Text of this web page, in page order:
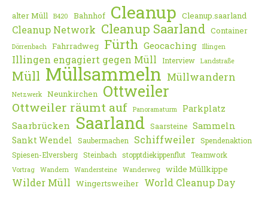
alter Müll B420 Bahnhof Cleanup Cleanup.saarland
Cleanup Network Cleanup Saarland Container
Dörrenbach Fahrradweg Fürth Geocaching Illingen
Illingen engagiert gegen Müll Interview Landstraße
Müll Müllsammeln Müllwandern
Netzwerk Neunkirchen Ottweiler
Ottweiler räumt auf Panoramaturm Parkplatz
Saarbrücken Saarland Saarsteine Sammeln
Sankt Wendel
Saubermachen Schiffweiler Spendenaktion
Spiesen-Elversberg Steinbach stopptdiekippenflut Teamwork
Vortrag Wandern Wandersteine Wanderweg wilde Müllkippe
Wilder Müll Wingertsweiher World Cleanup Day